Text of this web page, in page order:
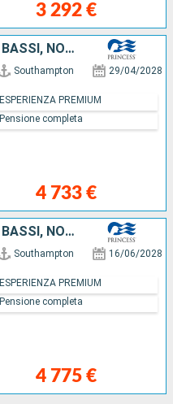
3 292 €
REGNO UNITO, BELGIO, PAESI BASSI, NORVEGIA, GERMANIA, LITUANIA, LETTONIA, FINLANDIA, ESTONIA, SVEZIA, DANIMARCA, ISLANDA
Southampton 29/04/2028
4 733 €
ESPERIENZA PREMIUM
Pensione completa
REGNO UNITO, BELGIO, PAESI BASSI, NORVEGIA, DANIMARCA, LITUANIA, LETTONIA, FINLANDIA, ESTONIA, SVEZIA, GERMANIA, ISLANDA
Southampton 16/06/2028
4 775 €
ESPERIENZA PREMIUM
Pensione completa